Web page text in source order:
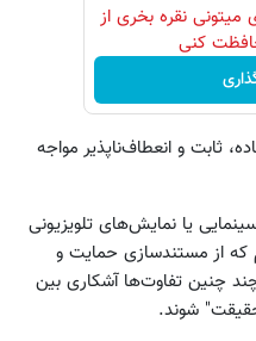
میتونی نقره بخری از
کنی
ثابت و انعطاف‌ناپذیر مواجه
یا نمایش‌های تلویزیونی
که از مستندسازی حمایت و
چنین تفاوت‌ها آشکاری بین
شوند.